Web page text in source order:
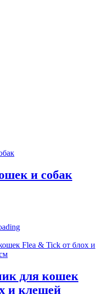
и собак
для кошек
и клещей